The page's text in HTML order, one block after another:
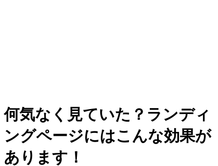
何気なく見ていた？ランディ
ングページにはこんな効果が
あります！